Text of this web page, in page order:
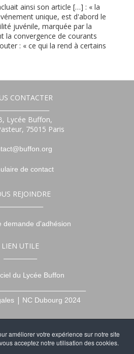
améliorer votre expérience sur notre site
acceptez notre utilisation des cookies.
ainsi son article […] : « la
unique, est d'abord le
juvénile, marquée par la
la convergence de courants
: « ce qui la rend à certains
CONTACTER
Lycée Buffon,
75015 Paris
de contact
REJOINDRE
demande d'adhésion
LIEN UTILE
du Lycée Buffon
| NC Dubourg 2024